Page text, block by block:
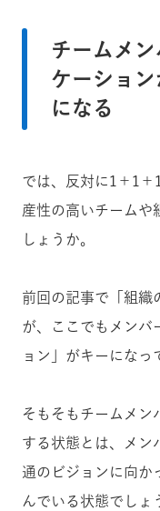
チームメ
ケーショ
になる
では、反対に1＋1＋
産性の高いチームや
しょうか。
前回の記事で「組織
が、ここでもメンバ
ョン」がキーになっ
そもそもチームメン
する状態とは、メン
通のビジョンに向か
んでいる状態でしょ